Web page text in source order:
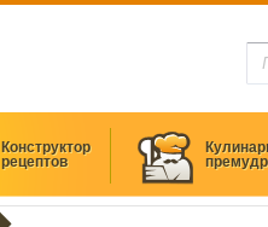
Конструктор
рецептов